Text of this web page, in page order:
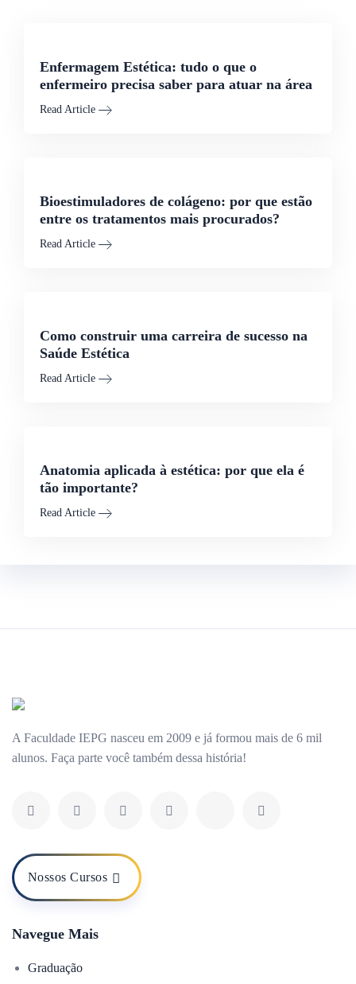
Enfermagem Estética: tudo o que o
enfermeiro precisa saber para atuar na área
Read Article
Bioestimuladores de colágeno: por que estão
entre os tratamentos mais procurados?
Read Article
Como construir uma carreira de sucesso na
Saúde Estética
Read Article
Anatomia aplicada à estética: por que ela é
tão importante?
Read Article
A Faculdade IEPG nasceu em 2009 e já formou mais de 6 mil
alunos. Faça parte você também dessa história!
Nossos Cursos
Navegue Mais
Graduação